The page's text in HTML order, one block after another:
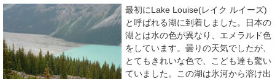
最初にLake Louise(レイク ルイーズ)
と呼ばれる湖に到着しました。日本の
湖とは水の色が異なり、エメラルド色
をしています。曇りの天気でしたが、
とてもきれいな色で、こども達も驚い
ていました。この湖は氷河から溶け出